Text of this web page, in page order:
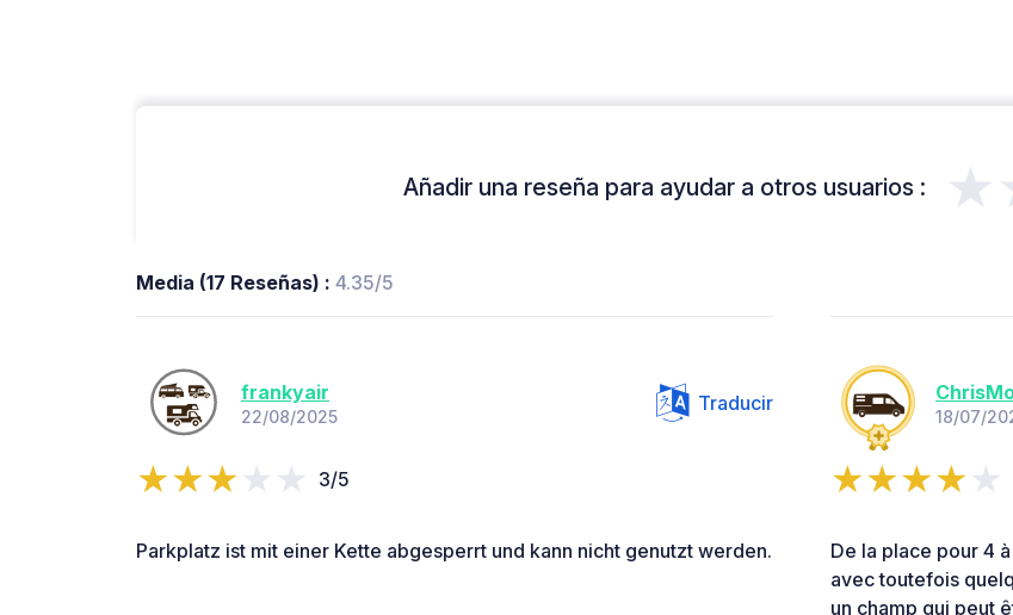
Añadir una reseña para ayudar a otros usuarios :
Media (17 Reseñas) : 4.35/5
frankyair
22/08/2025
Traducir
3/5
Parkplatz ist mit einer Kette abgesperrt und kann nicht genutzt werden.
18/07/
De la place pour 4
avec toutefois
un champ qui peut